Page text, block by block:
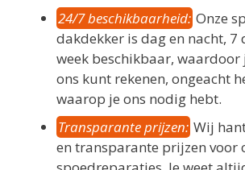
24/7 beschikbaarheid: Onze
dakdekker is dag en nacht, 7
week beschikbaar,
ons kunt rekenen, ongeacht
waarop je ons nodig hebt.
Transparante prijzen: Wij
en transparante prijzen voor